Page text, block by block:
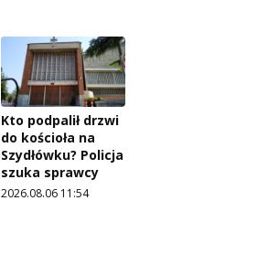
Kto podpalił drzwi
do kościoła na
Szydłówku? Policja
szuka sprawcy
2026.08.06 11:54